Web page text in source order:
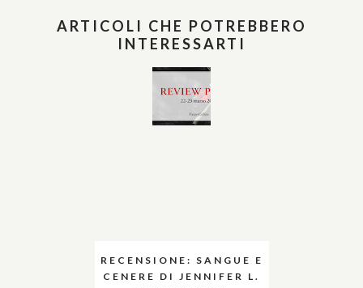
ARTICOLI CHE POTREBBERO
INTERESSARTI
RECENSIONE: SANGUE E
CENERE DI JENNIFER L.